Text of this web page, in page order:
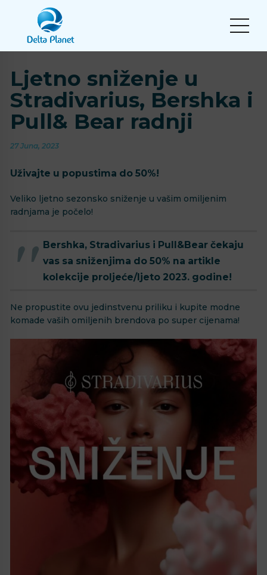
Ljetno sniženje u
Stradivarius, Bershka i
Pull& Bear radnji
27 Juna, 2023
Uživajte u popustima do 50%!
Veliko ljetno sezonsko sniženje u vašim omiljenim
radnjama je počelo!
Bershka, Stradivarius i Pull&Bear čekaju
vas sa sniženjima do 50% na artikle
kolekcije proljeće/ljeto 2023. godine!
Ne propustite ovu jedinstvenu priliku i kupite modne
komade vaših omiljenih brendova po super cijenama!